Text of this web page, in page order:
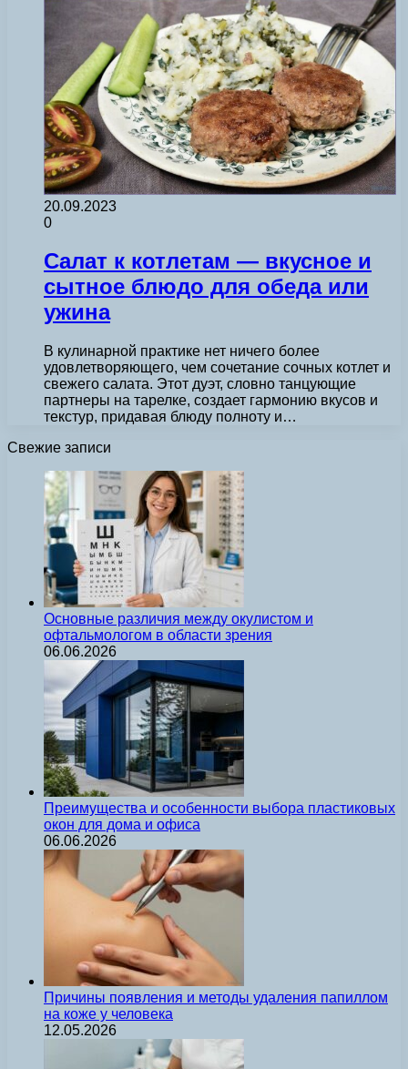
20.09.2023
0
Салат к котлетам — вкусное и
сытное блюдо для обеда или
ужина
В кулинарной практике нет ничего более
удовлетворяющего, чем сочетание сочных котлет и
свежего салата. Этот дуэт, словно танцующие
партнеры на тарелке, создает гармонию вкусов и
текстур, придавая блюду полноту и…
Свежие записи
Основные различия между окулистом и
офтальмологом в области зрения
06.06.2026
Преимущества и особенности выбора пластиковых
окон для дома и офиса
06.06.2026
Причины появления и методы удаления папиллом
на коже у человека
12.05.2026